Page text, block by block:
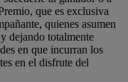
que es exclusiva
quienes asumen
dejando totalmente
en que incurran los
en el disfrute del